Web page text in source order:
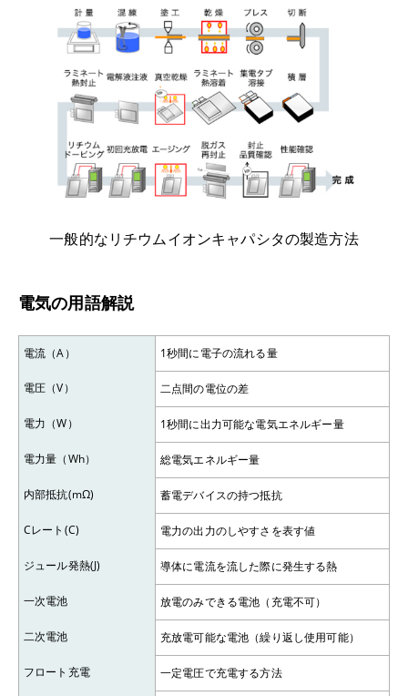
一般的なリチウムイオンキャパシタの製造方法
電気の用語解説
電流（A） 1秒間に電子の流れる量
電圧（V） 二点間の電位の差
電力（W） 1秒間に出力可能な電気エネルギー量
電力量（Wh） 総電気エネルギー量
内部抵抗(mΩ) 蓄電デバイスの持つ抵抗
Cレート(C) 電力の出力のしやすさを表す値
ジュール発熱(J) 導体に電流を流した際に発生する熱
一次電池 放電のみできる電池（充電不可）
二次電池 充放電可能な電池（繰り返し使用可能）
フロート充電 一定電圧で充電する方法